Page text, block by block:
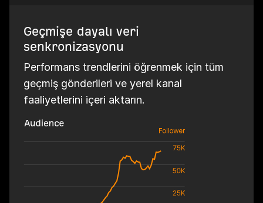
Geçmişe dayalı veri
senkronizasyonu
Performans trendlerini öğrenmek için tüm
geçmiş gönderileri ve yerel kanal
faaliyetlerini içeri aktarın.